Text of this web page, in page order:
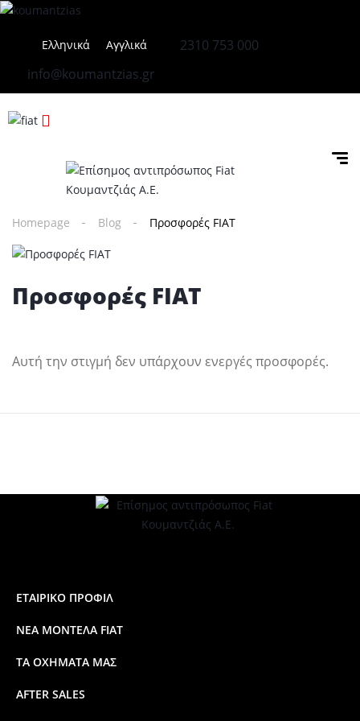
Ελληνικά Αγγλικά
2310 753 000
info@koumantzias.gr
Homepage Blog Προσφορές FIAT
Προσφορές FIAT
Αυτή την στιγμή δεν υπάρχουν ενεργές προσφορές.
ΕΤΑΙΡΙΚΟ ΠΡΟΦΙΛ
ΝΕΑ ΜΟΝΤΕΛΑ FIAT
ΤΑ ΟΧΗΜΑΤΑ ΜΑΣ
AFTER SALES